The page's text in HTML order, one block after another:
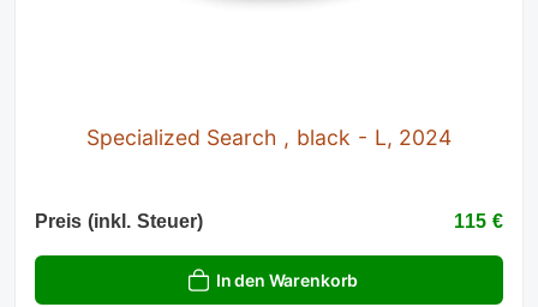
Specialized Search , black - L, 2024
Preis (inkl. Steuer) 115 €
In den Warenkorb